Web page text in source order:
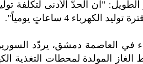
4 ساعاتٍ يومياً".
في العاصمة دمشق، يردّد
المولدة لمحطات التغذية